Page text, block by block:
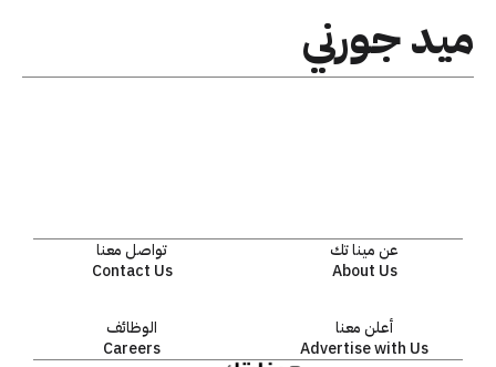
ميد جورني
عن مينا تك
About Us
تواصل معنا
Contact Us
أعلن معنا
Advertise with Us
الوظائف
Careers